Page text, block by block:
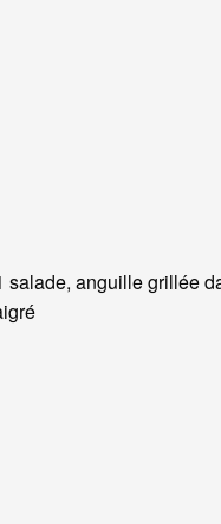
salade, anguille grillée